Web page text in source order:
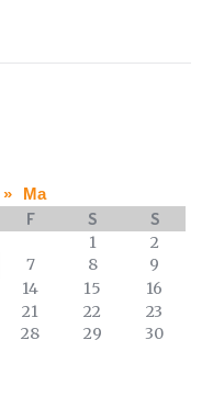
» Ma
F S S
1
2
7 8
9
14 15
16
21 22
23
28 29
30